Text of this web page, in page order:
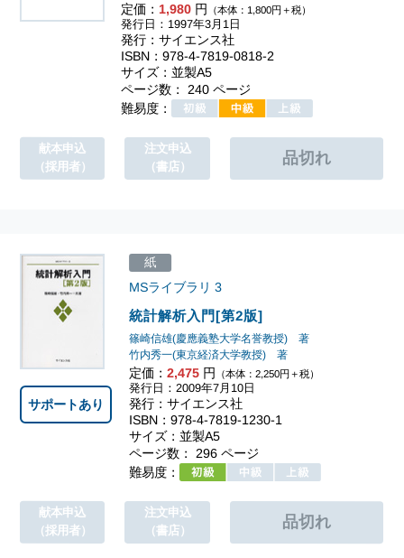
定価： 1,980 円 （本体：1,800円＋税）
発行日：1997年3月1日
発行：サイエンス社
ISBN：978-4-7819-0818-2
サイズ：並製A5
ページ数： 240 ページ
難易度：
献本申込
（採用者）
注文申込
（書店）
統計解析入門[第2版]
MSライブラリ 3
篠崎信雄(慶應義塾大学名誉教授) 著
竹内秀一(東京経済大学教授) 著
定価： 2,475円 （本体：2,250円＋税）
紙
発行日：2009年7月10日
発行：サイエンス社
ISBN：978-4-7819-1230-1
サイズ：並製A5
ページ数： 296 ページ
難易度：
サポートあり
献本申込
（採用者）
注文申込
（書店）